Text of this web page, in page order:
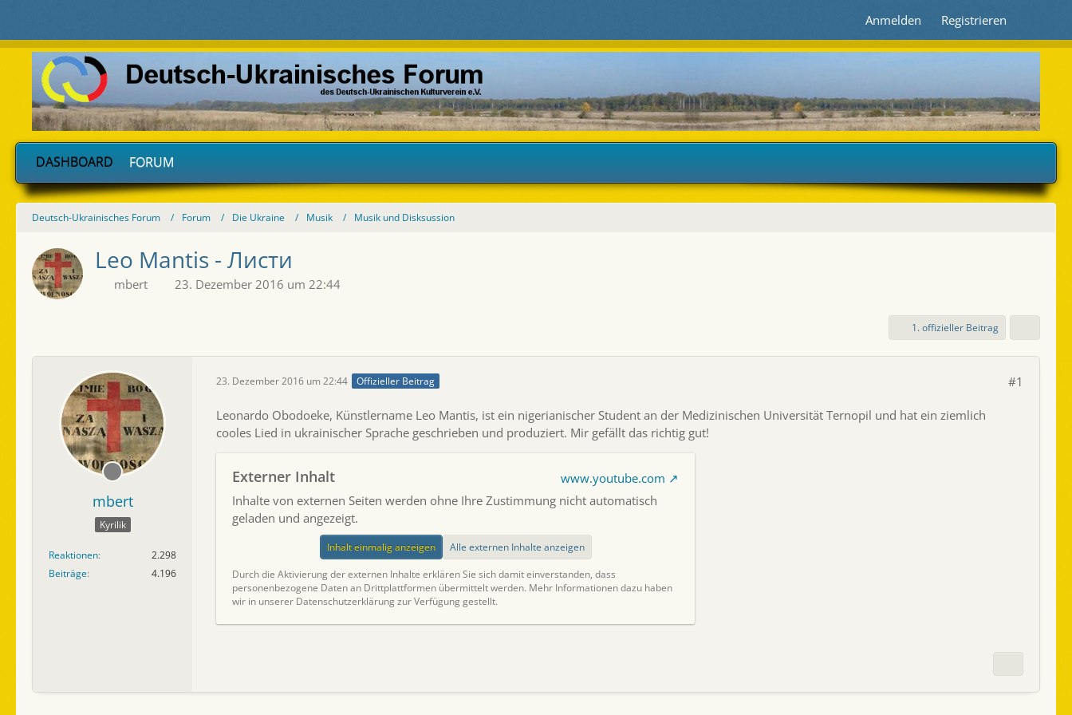
Anmelden Registrieren
DASHBOARD FORUM
Deutsch-Ukrainisches Forum Forum Die Ukraine Musik Musik und Disksussion
Leo Mantis - Листи
mbert 23. Dezember 2016 um 22:44
1. offizieller Beitrag
mbert
Kyrilik
Reaktionen
2.298
Beiträge
4.196
23. Dezember 2016 um 22:44 Offizieller Beitrag #1
Leonardo Obodoeke, Künstlername Leo Mantis, ist ein nigerianischer Student an der Medizinischen Universität Ternopil und hat ein ziemlich
cooles Lied in ukrainischer Sprache geschrieben und produziert. Mir gefällt das richtig gut!
Externer Inhalt
www.youtube.com
Inhalte von externen Seiten werden ohne Ihre Zustimmung nicht automatisch
geladen und angezeigt.
Inhalt einmalig anzeigen
Alle externen Inhalte anzeigen
Durch die Aktivierung der externen Inhalte erklären Sie sich damit einverstanden, dass
personenbezogene Daten an Drittplattformen übermittelt werden. Mehr Informationen dazu haben
wir in unserer Datenschutzerklärung zur Verfügung gestellt.